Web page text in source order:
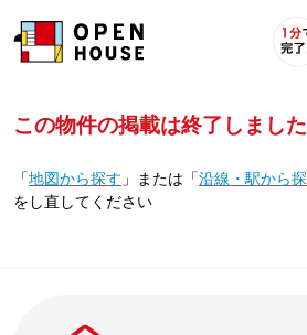
この物件の掲載は終了しました
「地図から探す 」 または 「沿線・駅から
をし直してください